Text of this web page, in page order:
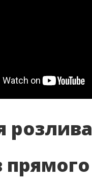
розлива
прямого